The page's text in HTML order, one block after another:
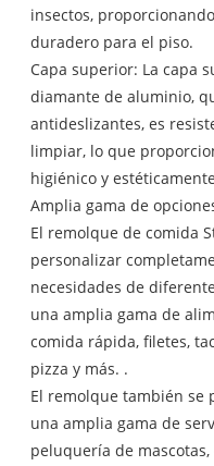
insectos,
duradero para el piso.
Capa superior: La capa
diamante de aluminio,
antideslizantes, es
limpiar, lo que
higiénico y
Amplia gama de
El remolque de comida
personalizar
necesidades de
una amplia gama de
comida rápida, filetes,
pizza y más. .
El remolque también
una amplia gama de
peluquería de